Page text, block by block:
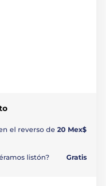
el reverso de 20 Mex$
listón? Gratis